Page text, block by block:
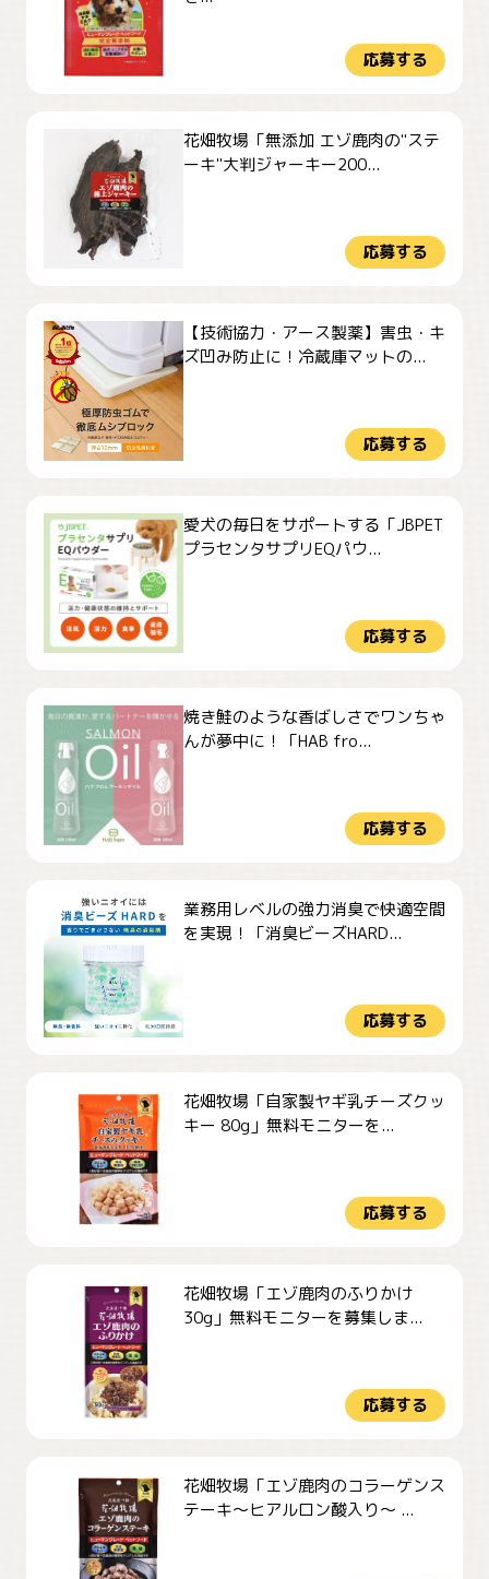
応募する
花畑牧場「無添加 エゾ鹿肉の"ステ
ーキ"大判ジャーキー200...
応募する
【技術協力・アース製薬】害虫・キ
ズ凹み防止に！冷蔵庫マットの...
応募する
愛犬の毎日をサポートする「JBPET
プラセンタサプリEQパウ...
応募する
焼き鮭のような香ばしさでワンちゃ
んが夢中に！「HAB fro...
応募する
業務用レベルの強力消臭で快適空間
を実現！「消臭ビーズHARD...
応募する
花畑牧場「自家製ヤギ乳チーズクッ
キー 80g」無料モニターを...
応募する
花畑牧場「エゾ鹿肉のふりかけ
30g」無料モニターを募集しま...
応募する
花畑牧場「エゾ鹿肉のコラーゲンス
テーキ～ヒアルロン酸入り～ ...